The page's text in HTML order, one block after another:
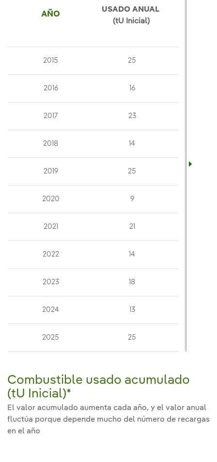
AÑO
USADO ANUAL
(tU Inicial)
2015 25
2016 16
2017 23
2018 14
2019 25
2020 9
2021 21
2022 14
2023 18
2024 13
2025 25
Combustible usado acumulado
(tU Inicial)*
El valor acumulado aumenta cada año, y el valor anual
fluctúa porque depende mucho del número de recargas
en el año